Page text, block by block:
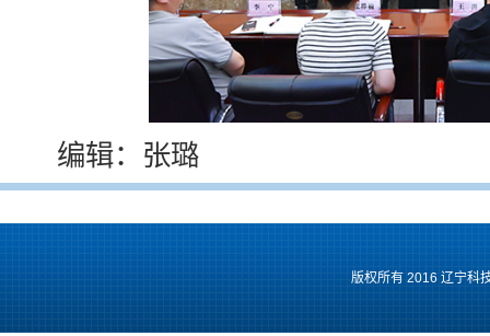
编辑：张璐
版权所有 2016 辽宁